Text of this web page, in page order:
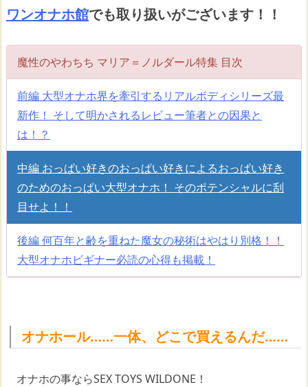
ワンオナホ館でも取り扱いがございます！！
魔性のやわちち マリア＝ノルダール特集 目次
前編 大型オナホ界を牽引するリアルボディシリーズ最
新作！ そして明かされるレビュー筆者との因果と
は！？
中編 おっぱい好きのおっぱい好きによるおっぱい好き
のためのおっぱい大型オナホ！ そのポテンシャルに刮
目せよ！！
後編何百年と齢を重ねた魔女の秘術はやはり別格！！
大型オナホビギナー必読の心得も掲載！
オナホール……一体、どこで買えるんだ……
オナホの事ならSEX TOYS WILDONE！